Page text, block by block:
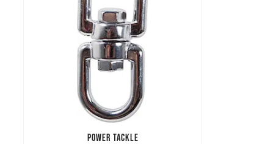
POWER TACKLE